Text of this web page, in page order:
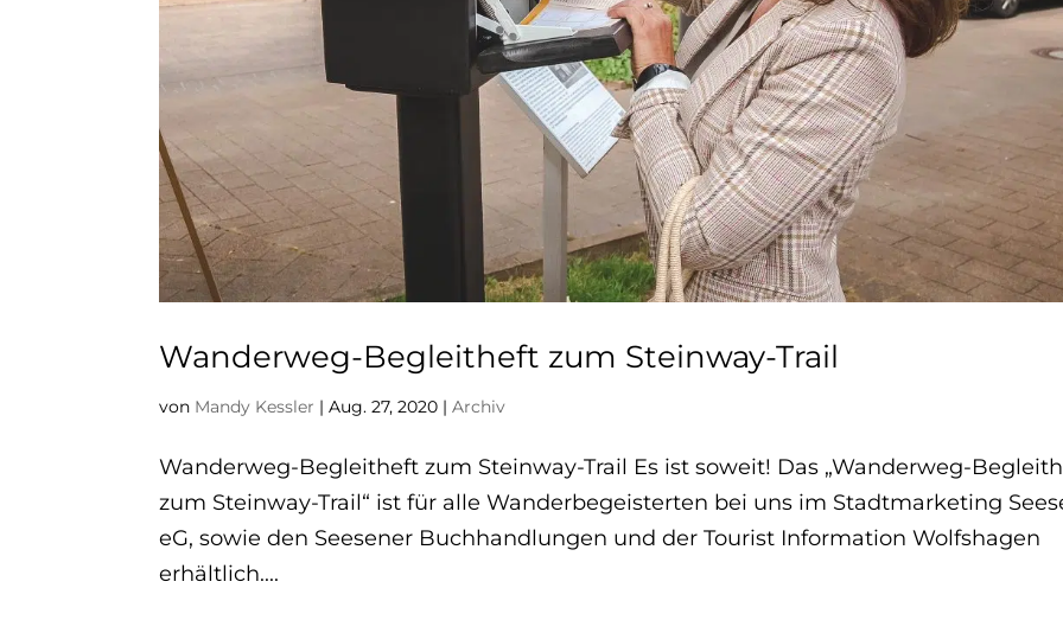
Wanderweg-Begleitheft zum Steinway-Trail
von Mandy Kessler |Aug. 27, 2020 |Archiv
Wanderweg-Begleitheft zum Steinway-Trail Es ist soweit! Das „Wanderweg-
zum Steinway-Trail“ ist für alle Wanderbegeisterten bei uns im Stadtmarketing
eG, sowie den Seesener Buchhandlungen und der Tourist Information Wolfshagen
erhältlich....